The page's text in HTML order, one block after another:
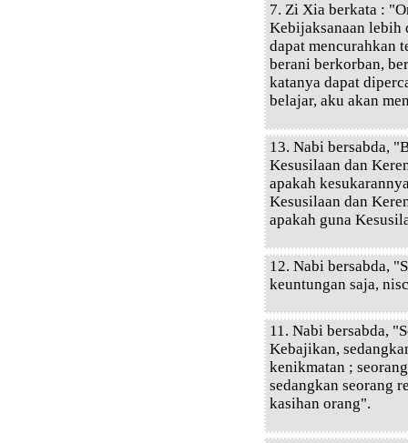
7. Zi Xia berkata :
Kebijaksanaan lebih
dapat mencurahkan
berani berkorban,
katanya dapat
belajar, aku akan
13. Nabi bersabda,
Kesusilaan dan
apakah
Kesusilaan dan
apakah guna
12. Nabi bersabda,
keuntungan saja,
11. Nabi bersabda,
Kebajikan,
kenikmatan ;
sedangkan seorang
kasihan orang".